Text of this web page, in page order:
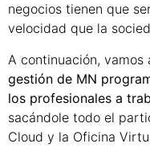
negocios tienen que
velocidad que la
A continuación, vamos
gestión de MN
los profesionales a
sacándole todo el
Cloud y la Oficina